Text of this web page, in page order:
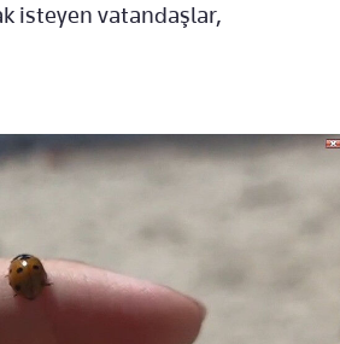
isteyen vatandaşlar,